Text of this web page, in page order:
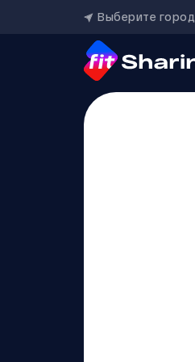
Выберите город